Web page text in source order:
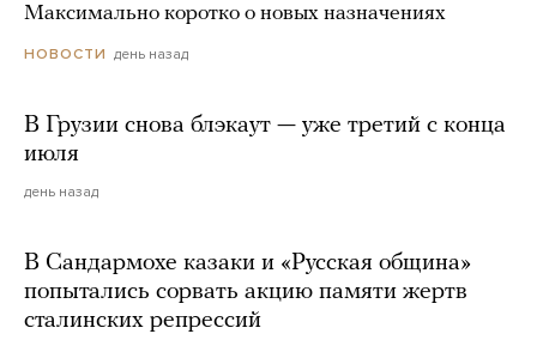
Максимально коротко о новых назначениях
НОВОСТИ день назад
В Грузии снова блэкаут — уже третий с конца
июля
день назад
В Сандармохе казаки и «Русская община»
попытались сорвать акцию памяти жертв
сталинских репрессий